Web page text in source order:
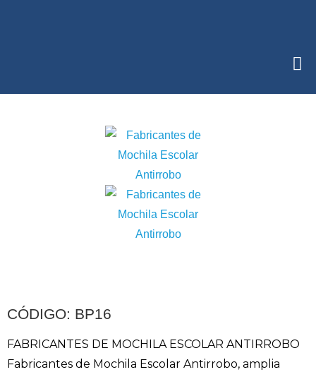
CÓDIGO: BP16
FABRICANTES DE MOCHILA ESCOLAR ANTIRROBO
Fabricantes de Mochila Escolar Antirrobo, amplia